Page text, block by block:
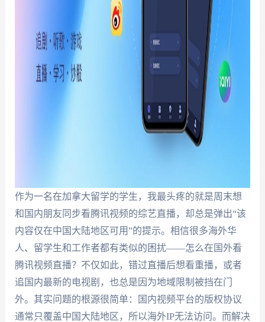
作为一名在加拿大留学的学生，我最头疼的就是周末想
和国内朋友同步看腾讯视频的综艺直播，却总是弹出“该
内容仅在中国大陆地区可用”的提示。相信很多海外华
人、留学生和工作者都有类似的困扰——怎么在国外看
腾讯视频直播？不仅如此，错过直播后想看重播，或者
追国内最新的电视剧，也总是因为地域限制被挡在门
外。其实问题的根源很简单：国内视频平台的版权协议
通常只覆盖中国大陆地区，所以海外IP无法访问。而解决